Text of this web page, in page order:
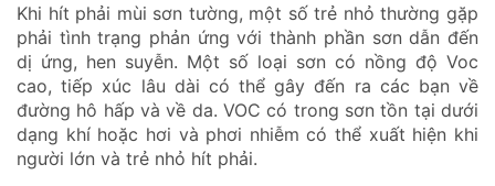
Khi hít phải mùi sơn tường, một số trẻ nhỏ thường gặp
phải tình trạng phản ứng với thành phần sơn dẫn đến
dị ứng, hen suyễn. Một số loại sơn có nồng độ Voc
cao, tiếp xúc lâu dài có thể gây đến ra các bạn về
đường hô hấp và về da. VOC có trong sơn tồn tại dưới
dạng khí hoặc hơi và phơi nhiễm có thể xuất hiện khi
người lớn và trẻ nhỏ hít phải.